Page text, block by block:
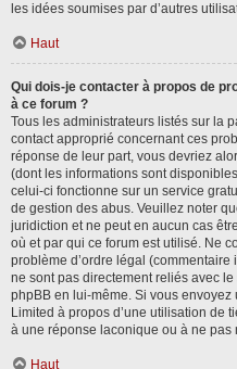
les idées soumises par d’autres
Haut
Qui dois-je contacter à propos de
à ce forum ?
Tous les administrateurs listés sur la
contact approprié concernant ces
réponse de leur part, vous devriez
(dont les informations sont
celui-ci fonctionne sur un service
de gestion des abus. Veuillez noter
juridiction et ne peut en aucun cas
où et par qui ce forum est utilisé. Ne
problème d’ordre légal
ne sont pas directement reliés avec
phpBB en lui-même. Si vous
Limited à propos d’une utilisation de
à une réponse laconique ou à ne pas
Haut